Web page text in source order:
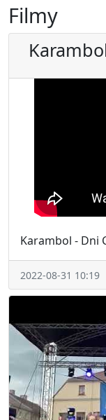
Filmy
Karambol - Dni
2022-08-31 10:19